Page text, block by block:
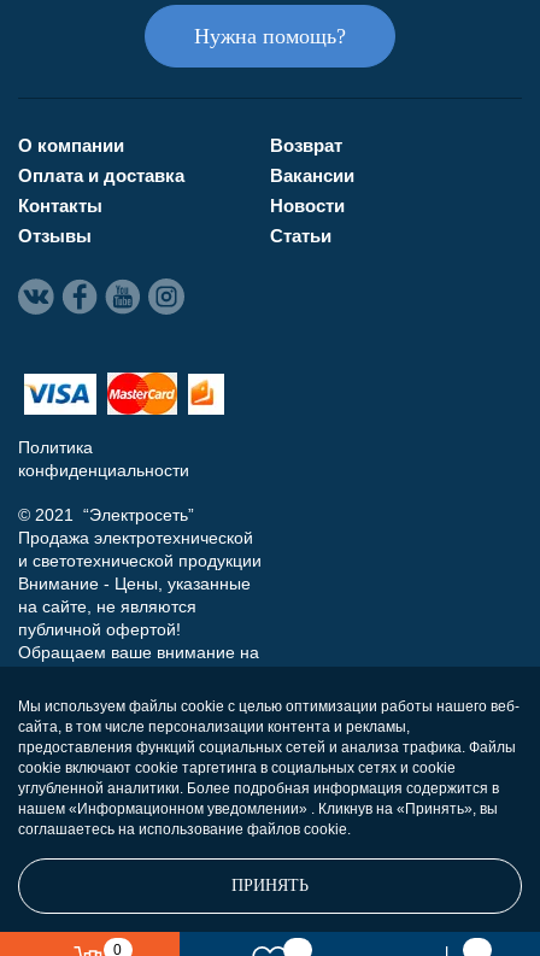
Нужна помощь?
О компании
Оплата и доставка
Контакты
Отзывы
Возврат
Вакансии
Новости
Статьи
Политика
конфиденциальности
© 2021 “Электросеть”
Продажа электротехнической
и светотехнической продукции
Внимание - Цены, указанные
на сайте, не являются
публичной офертой!
Обращаем ваше внимание на
носит исключительно
информационный характер и
ни при каких условиях не
является публичной офертой,
определяемой положениями
Статьи 437 (п.2) Гражданского
кодекса РФ.
0
Мы используем файлы cookie с целью оптимизации работы нашего веб-
сайта, в том числе персонализации контента и рекламы,
предоставления функций социальных сетей и анализа трафика. Файлы
cookie включают cookie таргетинга в социальных сетях и cookie
углубленной аналитики. Более подробная информация содержится в
нашем «Информационном уведомлении» . Кликнув на «Принять», вы
соглашаетесь на использование файлов cookie.
ПРИНЯТЬ